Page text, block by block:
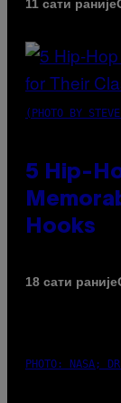
11 сати раније
(PHOTO BY
5 Hip-
Hooks
18 сати раније
PHOTO: NASA;